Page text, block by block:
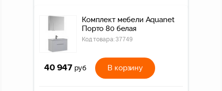
Комплект мебели Aquanet
Порто 80 белая
Код товара:37749
40 947 руб В корзину